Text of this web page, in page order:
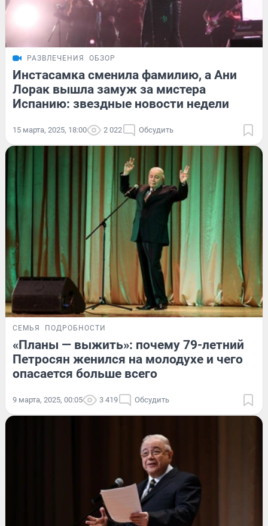
РАЗВЛЕЧЕНИЯ ОБЗОР
Инстасамка сменила фамилию, а Ани
Лорак вышла замуж за мистера
Испанию: звездные новости недели
15 марта, 2025, 18:00 2 022 Обсудить
СЕМЬЯ ПОДРОБНОСТИ
«Планы — выжить»: почему 79-летний
Петросян женился на молодухе и чего
опасается больше всего
9 марта, 2025, 00:05 3 419 Обсудить